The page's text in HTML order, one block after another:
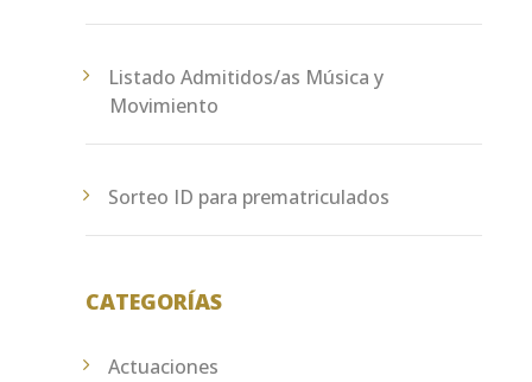
Listado Admitidos/as Música y
Movimiento
Sorteo ID para prematriculados
CATEGORÍAS
Actuaciones